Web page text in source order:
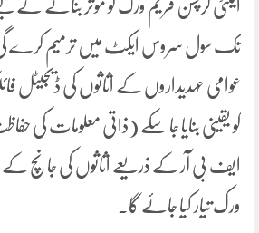
تک سول سروس ایکٹ میں ترمیم کرے گی
عوامی عہدیداروں کے اثاثوں کی ڈیجیٹل
کو یقینی بنایا جا سکے (ذاتی معلومات کی
ایف بی آر کے ذریعے اثاثوں کی جانچ کے
ورک تیار کیا جائے گا۔